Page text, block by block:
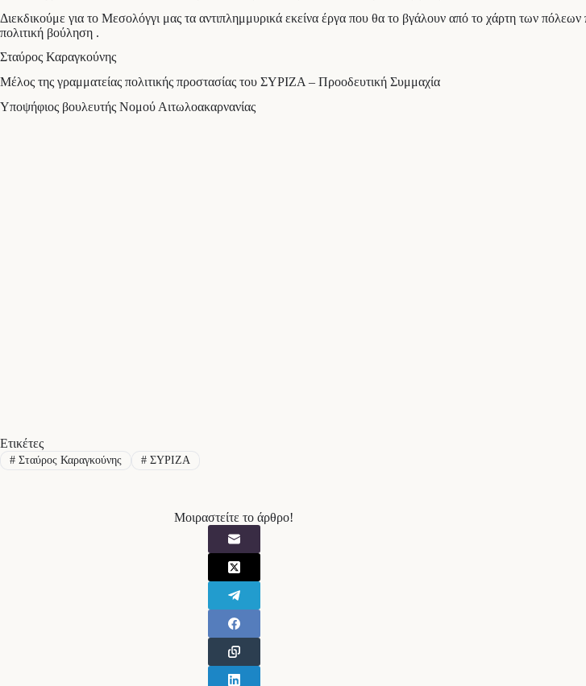
Διεκδικούμε για το Μεσολόγγι μας τα αντιπλημμυρικά εκείνα έργα που θα το βγάλουν από το χάρτη των
πολιτική βούληση .
Σταύρος Καραγκούνης
Μέλος της γραμματείας πολιτικής προστασίας του ΣΥΡΙΖΑ – Προοδευτική Συμμαχία
Υποψήφιος βουλευτής Νομού Αιτωλοακαρνανίας
Ετικέτες
#Σταύρος Καραγκούνης #ΣΥΡΙΖΑ
Μοιραστείτε το άρθρο!